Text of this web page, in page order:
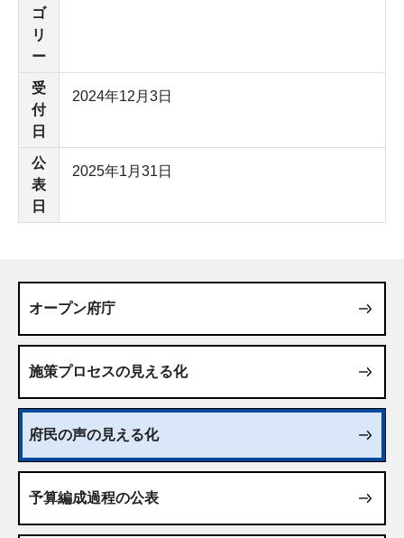
ゴ
リ
ー
受
付
日
2024年12月3日
公
表
日
2025年1月31日
オープン府庁
施策プロセスの見える化
府民の声の見える化
予算編成過程の公表